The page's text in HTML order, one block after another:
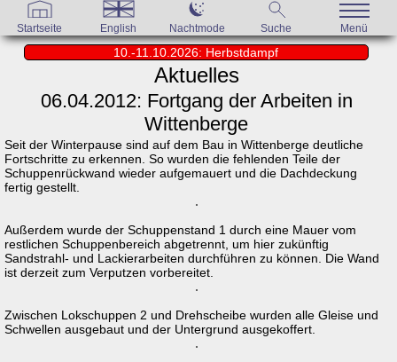
Startseite English Nachtmode Suche Menü
10.-11.10.2026: Herbstdampf
Aktuelles
06.04.2012: Fortgang der Arbeiten in
Wittenberge
Seit der Winterpause sind auf dem Bau in Wittenberge deutliche
Fortschritte zu erkennen. So wurden die fehlenden Teile der
Schuppenrückwand wieder aufgemauert und die Dachdeckung
fertig gestellt.
Außerdem wurde der Schuppenstand 1 durch eine Mauer vom
restlichen Schuppenbereich abgetrennt, um hier zukünftig
Sandstrahl- und Lackierarbeiten durchführen zu können. Die Wand
ist derzeit zum Verputzen vorbereitet.
Zwischen Lokschuppen 2 und Drehscheibe wurden alle Gleise und
Schwellen ausgebaut und der Untergrund ausgekoffert.